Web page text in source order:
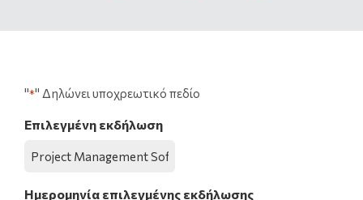
"*" Δηλώνει υποχρεωτικό πεδίο
Επιλεγμένη εκδήλωση
Ημερομηνία επιλεγμένης εκδήλωσης